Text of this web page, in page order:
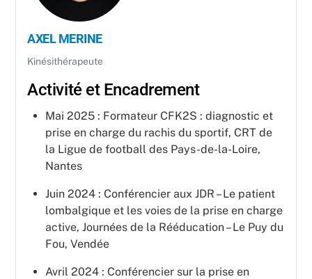
AXEL MERINE
Kinésithérapeute
Activité et Encadrement
Mai 2025 : Formateur CFK2S : diagnostic et
prise en charge du rachis du sportif, CRT de
la Ligue de football des Pays-de-la-Loire,
Nantes
Juin 2024 : Conférencier aux JDR – Le patient
lombalgique et les voies de la prise en charge
active, Journées de la Rééducation – Le Puy du
Fou, Vendée
Avril 2024 : Conférencier sur la prise en